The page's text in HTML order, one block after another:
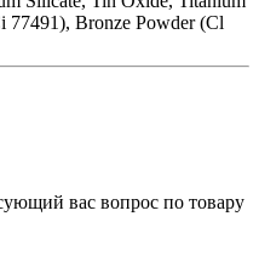
Bronze Powder (Cl
вас вопрос по товару